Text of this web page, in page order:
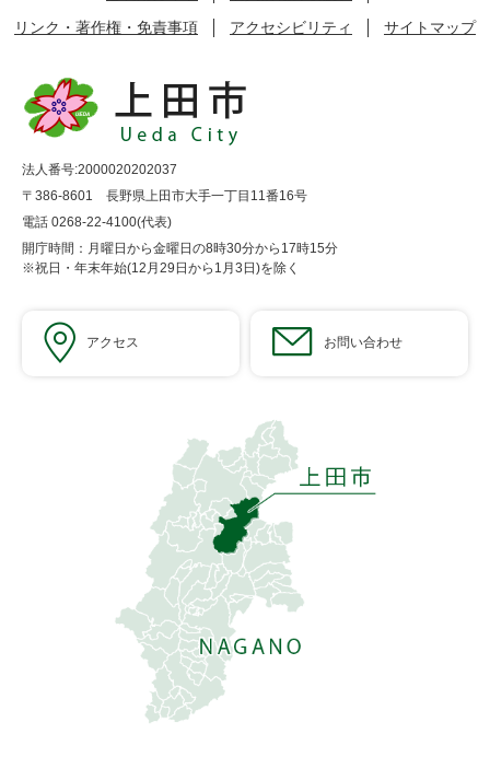
リンク・著作権・免責事項
アクセシビリティ サイトマップ
法人番号:2000020202037
〒386-8601 長野県上田市大手一丁目11番16号
電話 0268-22-4100(代表)
開庁時間：月曜日から金曜日の8時30分から17時15分
※祝日・年末年始(12月29日から1月3日)を除く
アクセス お問い合わせ